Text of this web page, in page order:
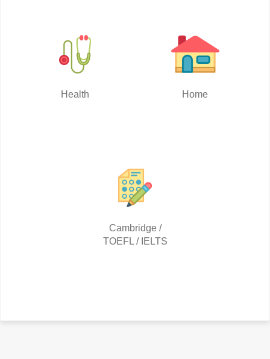
Health Home
Cambridge /
TOEFL / IELTS